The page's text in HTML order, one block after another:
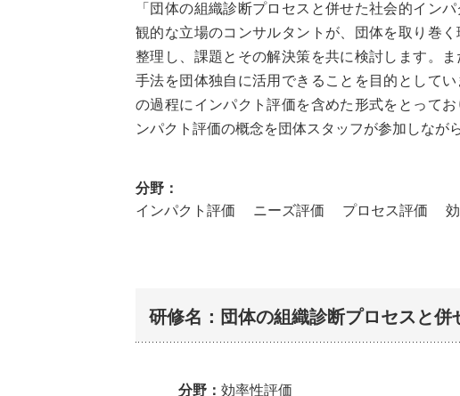
「団体の組織診断プロセスと併せた社会的イン
観的な立場のコンサルタントが、団体を取り巻
整理し、課題とその解決策を共に検討します。
手法を団体独自に活用できることを目的として
の過程にインパクト評価を含めた形式をとって
ンパクト評価の概念を団体スタッフが参加しなが
分野：
インパクト評価
ニーズ評価 プロセス評価
研修名：団体の組織診断プロセスと
分野： 効率性評価